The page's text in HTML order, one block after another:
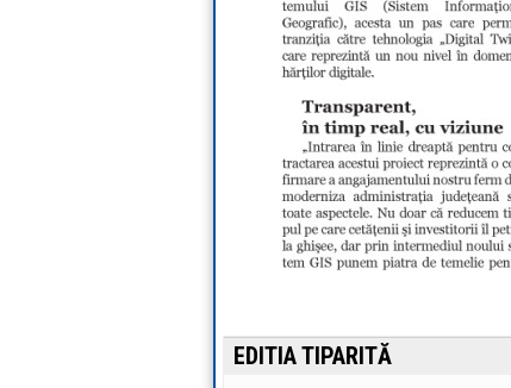
EDITIA TIPARITĂ